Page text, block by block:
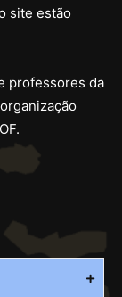
site estão
professores da